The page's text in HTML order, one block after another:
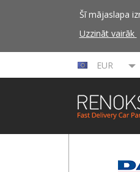
Šī mājaslapa
Uzzināt vairāk
EUR